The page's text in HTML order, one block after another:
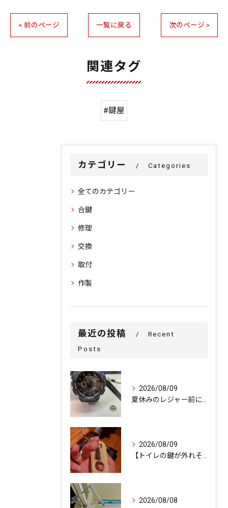
< 前のページ 一覧に戻る 次のページ >
関連タグ
#鍵屋
カテゴリー Categories
全てのカテゴリー
合鍵
修理
交換
取付
作製
最近の投稿
Recent
Posts
2026/08/09
2026/08/09
2026/08/08